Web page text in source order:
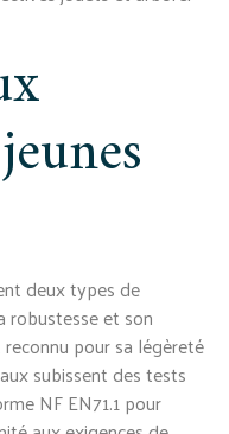
deux types de
robustesse et son
pour sa légèreté
subissent des tests
NF EN71.1 pour